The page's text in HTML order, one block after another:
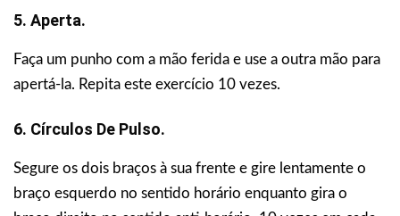
5. Aperta.
Faça um punho com a mão ferida e use a outra mão para
apertá-la. Repita este exercício 10 vezes.
6. Círculos De Pulso.
Segure os dois braços à sua frente e gire lentamente o
braço esquerdo no sentido horário enquanto gira o